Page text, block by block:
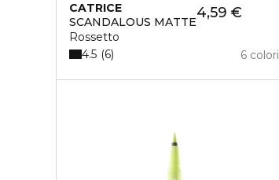
CATRICE
SCANDALOUS MATTE
Rossetto
4,59 €
6 colori
4.5 6